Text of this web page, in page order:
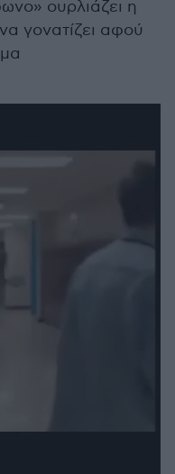
ουρλιάζει η
γονατίζει αφού